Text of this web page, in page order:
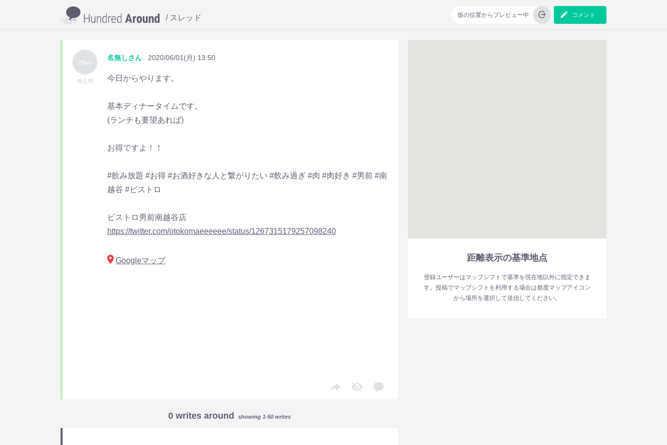
スレッド 仮の位置からプレビュー中 コメント
25km
埼玉県
名無しさん 2020/06/01(月) 13:50
今日からやります。
基本ディナータイムです。
(ランチも要望あれば)
お得ですよ！！
#飲み放題 #お得 #お酒好きな人と繋がりたい #飲み過ぎ #肉 #肉好き #男前 #南
越谷 #ビストロ
ビストロ男前南越谷店
https://twitter.com/otokomaeeeeee/status/1267315179257098240
Googleマップ
0 writes around showing 1-50 writes
距離表示の基準地点
登録ユーザーはマップシフトで基準を現在地以外に指定できま
す。投稿でマップシフトを利用する場合は都度マップアイコン
から場所を選択して送信してください。